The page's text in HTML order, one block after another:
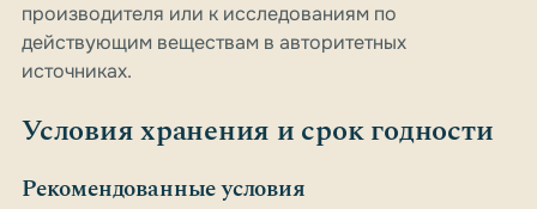
производителя или к исследованиям по
действующим веществам в авторитетных
источниках.
Условия хранения и срок годности
Рекомендованные условия